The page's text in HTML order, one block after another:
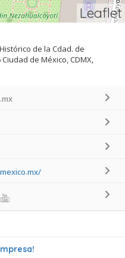
Leaflet
de la Cdad. de
de México, CDMX,